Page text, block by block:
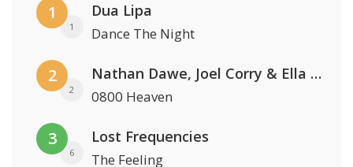
1
1
Dua Lipa
Dance The Night
2
2
Nathan Dawe, Joel Corry & Ella Henderson
0800 Heaven
3
6
Lost Frequencies
The Feeling